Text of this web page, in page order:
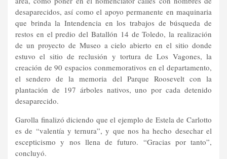
desaparecidos, así como el apoyo permanente en maquinaria
que brinda la Intendencia en los trabajos de búsqueda de
restos en el predio del Batallón 14 de Toledo, la realización
de un proyecto de Museo a cielo abierto en el sitio donde
estuvo el sitio de reclusión y tortura de Los Vagones, la
creación de 90 espacios conmemorativos en el departamento,
el sendero de la memoria del Parque Roosevelt con la
plantación de 197 árboles nativos, uno por cada detenido
desaparecido.
Garolla finalizó diciendo que el ejemplo de Estela de Carlotto
es de “valentía y ternura”, y que nos ha hecho desechar el
escepticismo y nos llena de futuro. “Gracias por tanto”,
concluyó.